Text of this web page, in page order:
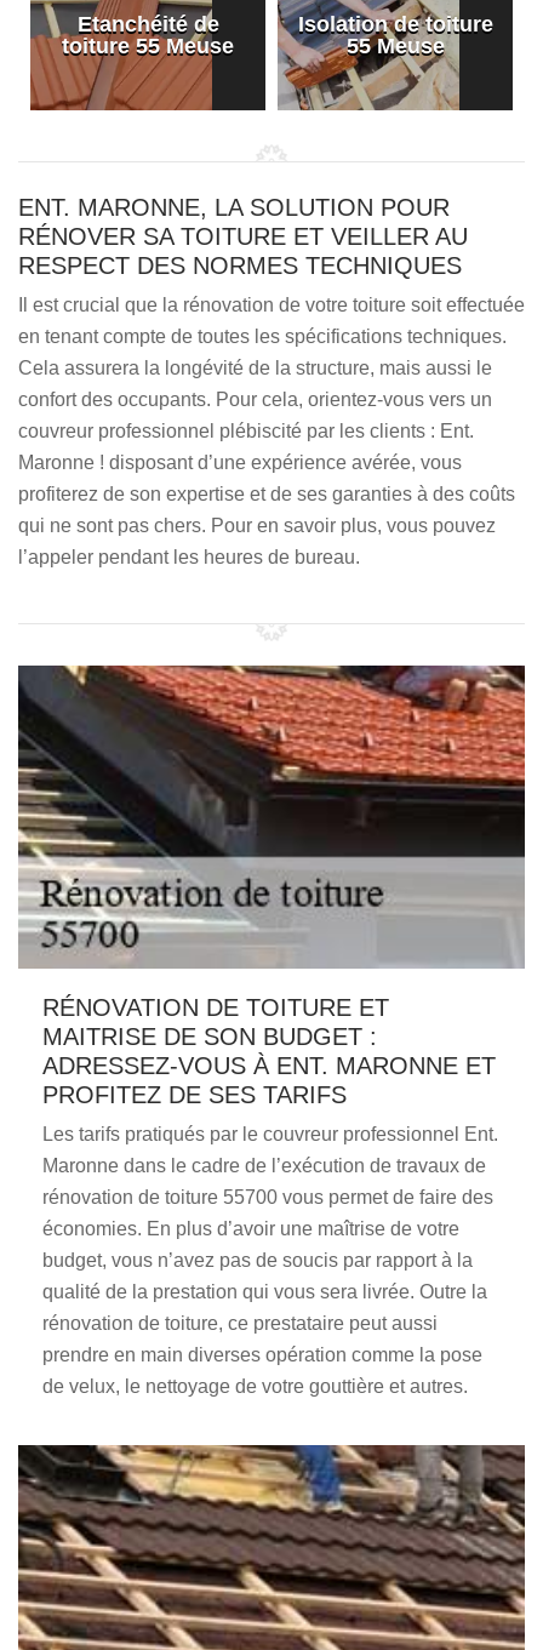
Etanchéité de
toiture 55 Meuse
Isolation de toiture
55 Meuse
ENT. MARONNE, LA SOLUTION POUR
RÉNOVER SA TOITURE ET VEILLER AU
RESPECT DES NORMES TECHNIQUES
Il est crucial que la rénovation de votre toiture soit effectuée
en tenant compte de toutes les spécifications techniques.
Cela assurera la longévité de la structure, mais aussi le
confort des occupants. Pour cela, orientez-vous vers un
couvreur professionnel plébiscité par les clients : Ent.
Maronne ! disposant d’une expérience avérée, vous
profiterez de son expertise et de ses garanties à des coûts
qui ne sont pas chers. Pour en savoir plus, vous pouvez
l’appeler pendant les heures de bureau.
RÉNOVATION DE TOITURE ET
MAITRISE DE SON BUDGET :
ADRESSEZ-VOUS À ENT. MARONNE ET
PROFITEZ DE SES TARIFS
Les tarifs pratiqués par le couvreur professionnel Ent.
Maronne dans le cadre de l’exécution de travaux de
rénovation de toiture 55700 vous permet de faire des
économies. En plus d’avoir une maîtrise de votre
budget, vous n’avez pas de soucis par rapport à la
qualité de la prestation qui vous sera livrée. Outre la
rénovation de toiture, ce prestataire peut aussi
prendre en main diverses opération comme la pose
de velux, le nettoyage de votre gouttière et autres.